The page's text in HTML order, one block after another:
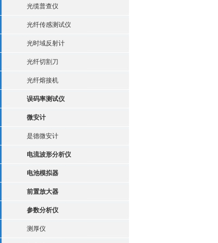
光缆普查仪
光纤传感测试仪
光时域反射计
光纤切割刀
光纤熔接机
误码率测试仪
微安计
是德微安计
电流波形分析仪
电池模拟器
前置放大器
参数分析仪
测厚仪